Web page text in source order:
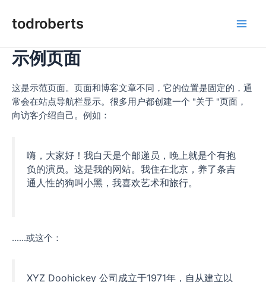
atlatodroberts
示例页面
这是示范页面。页面和博客文章不同，它的位置是固定的，通
常会在站点导航栏显示。很多用户都创建一个 "关于 "页面，
向访客介绍自己。例如：
嗨，大家好！我白天是个邮递员，晚上就是个有抱
负的演员。这是我的网站。我住在北京，养了条吉
通人性的狗叫小黑，我喜欢艺术和旅行。
......或这个：
XYZ Doohickey 公司成立于1971年，自从建立以